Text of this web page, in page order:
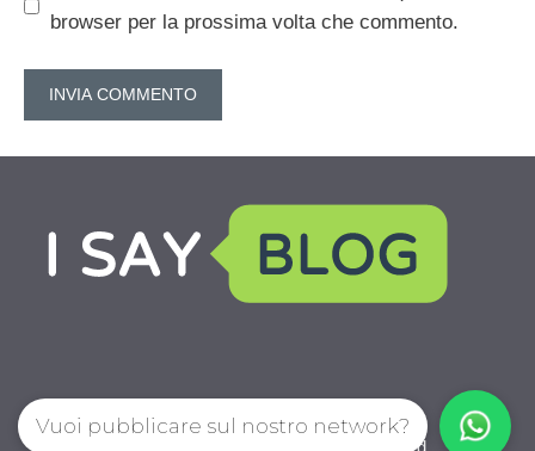
browser per la prossima volta che commento.
IoChiamo.com © 2026. All right reserverd.
Vuoi pubblicare sul nostro network?